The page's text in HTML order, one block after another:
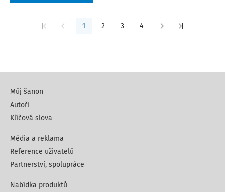
1 2 3 4
Můj šanon
Autoři
Klíčová slova
Média a reklama
Reference uživatelů
Partnerství, spolupráce
Nabídka produktů